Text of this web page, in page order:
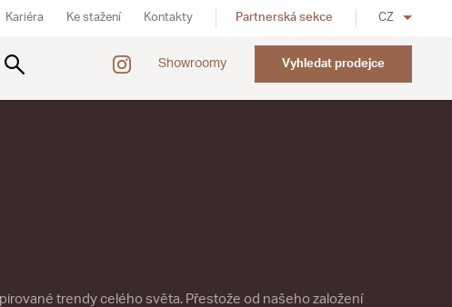
Showroomy Vyhledat prodejce
Kariéra Ke stažení Kontakty Partnerská sekce CZ
trendy celého světa. Přestože od našeho založení